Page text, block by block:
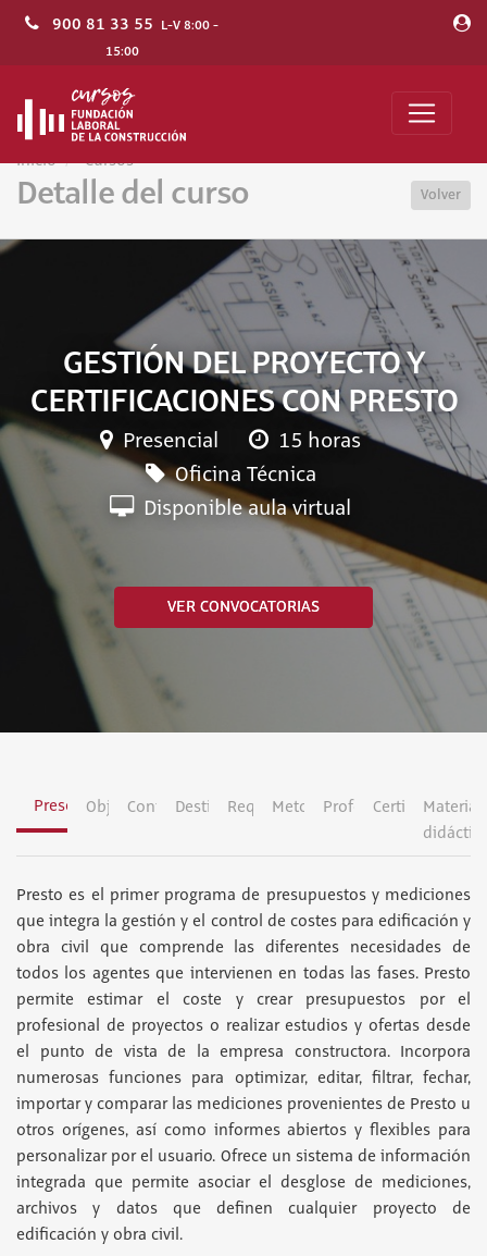
900 81 33 55 L-V 8:00 -
15:00
Inicio Cursos
Detalle del curso Volver
GESTIÓN DEL PROYECTO Y
CERTIFICACIONES CON PRESTO
Presencial
15 horas
Oficina Técnica
Disponible aula virtual
VER CONVOCATORIAS
Presentación
ObjetivosContenidosDestinatariosRequisitosMetodologíaProfesoradoCertificación
Material
Presto es el primer programa de presupuestos y mediciones
que integra la gestión y el control de costes para edificación y
obra civil que comprende las diferentes necesidades de
todos los agentes que intervienen en todas las fases. Presto
permite estimar el coste y crear presupuestos por el
profesional de proyectos o realizar estudios y ofertas desde
el punto de vista de la empresa constructora. Incorpora
numerosas funciones para optimizar, editar, filtrar, fechar,
importar y comparar las mediciones provenientes de Presto u
otros orígenes, así como informes abiertos y flexibles para
personalizar por el usuario. Ofrece un sistema de información
integrada que permite asociar el desglose de mediciones,
archivos y datos que definen cualquier proyecto de
edificación y obra civil.